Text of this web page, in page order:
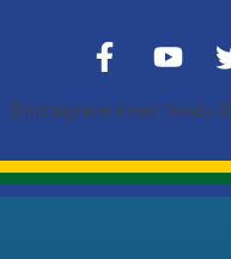
[instagram-feed feed=1]